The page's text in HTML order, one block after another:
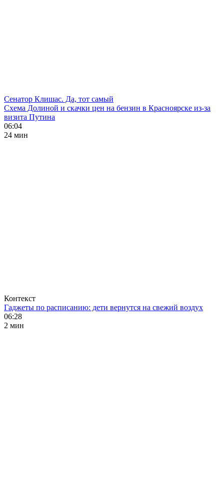
Сенатор Клишас. Да, тот самый
Схема Долиной и скачки цен на бензин в Красноярске из-за
визита Путина
06:04
24 мин
Контекст
Гаджеты по расписанию: дети вернутся на свежий воздух
06:28
2 мин